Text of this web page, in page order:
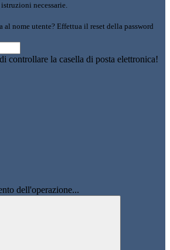
necessarie.
al nome utente? Effettua il reset della password
controllare la casella di posta elettronica!
dell'operazione...